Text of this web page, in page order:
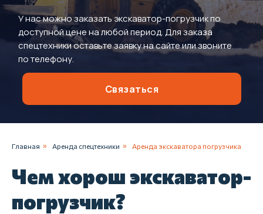
У нас можно заказать экскаватор-погрузчик по
доступной цене на любой период. Для заказа
спецтехники оставьте заявку на сайте или звоните
по телефону.
Связаться
Главная » Аренда спецтехники » Аренда экскаватора погрузчика
Чем хорош экскаватор-
погрузчик?